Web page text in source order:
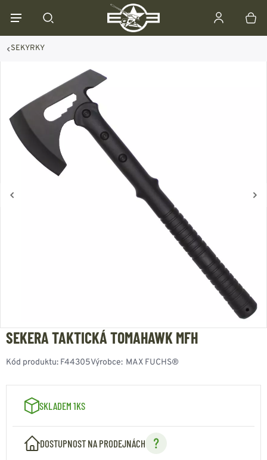
SEKYRKY
SEKERA TAKTICKÁ TOMAHAWK MFH
Kód produktu: F44305Výrobce: MAX FUCHS®
SKLADEM 1KS
DOSTUPNOST NA PRODEJNÁCH